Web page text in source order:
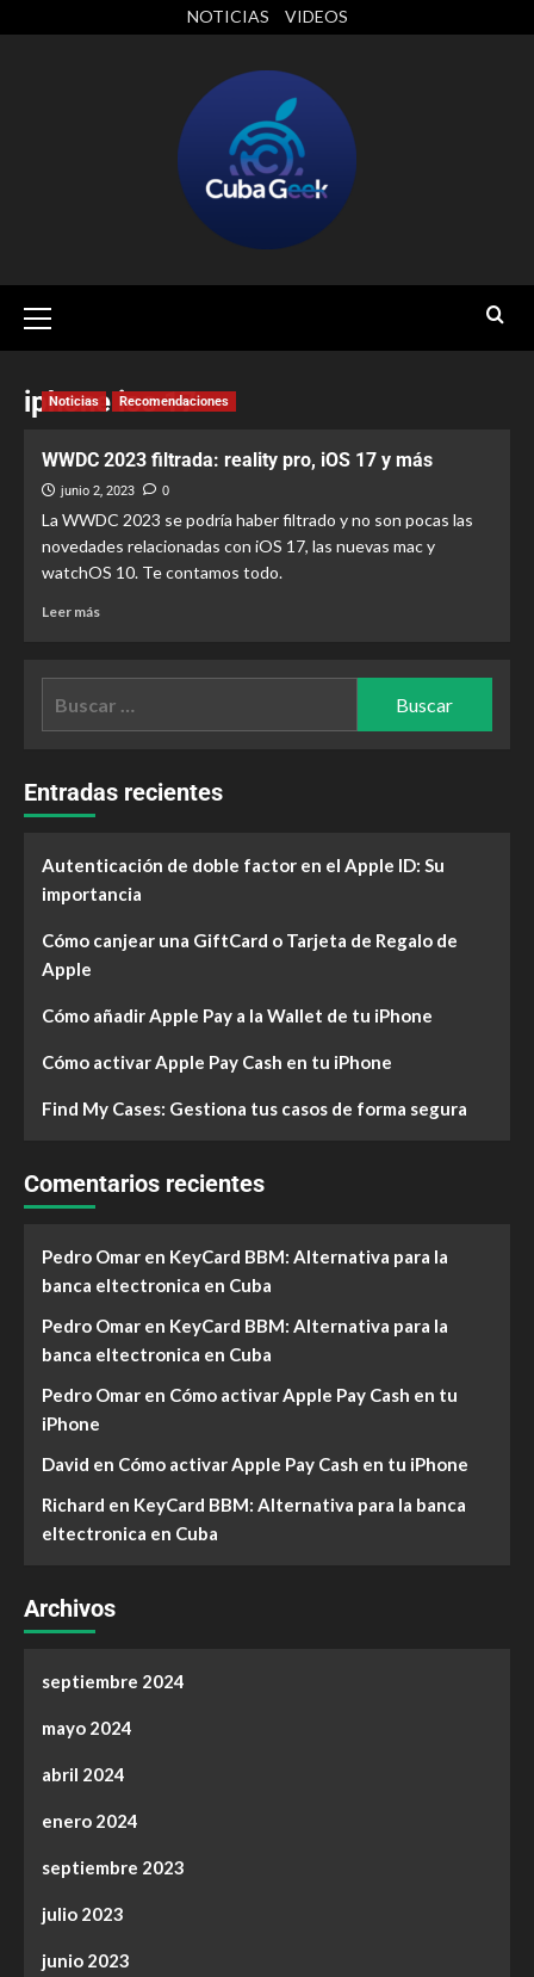
NOTICIAS VIDEOS
iphone ios 17
Noticias Recomendaciones
WWDC 2023 filtrada: reality pro, iOS 17 y más
junio 2, 2023 0
La WWDC 2023 se podría haber filtrado y no son pocas las
novedades relacionadas con iOS 17, las nuevas mac y
watchOS 10. Te contamos todo.
Leer más
Entradas recientes
Autenticación de doble factor en el Apple ID: Su
importancia
Cómo canjear una GiftCard o Tarjeta de Regalo de
Apple
Cómo añadir Apple Pay a la Wallet de tu iPhone
Cómo activar Apple Pay Cash en tu iPhone
Find My Cases: Gestiona tus casos de forma segura
Comentarios recientes
Pedro Omar en KeyCard BBM: Alternativa para la
banca eltectronica en Cuba
Pedro Omar en KeyCard BBM: Alternativa para la
banca eltectronica en Cuba
Pedro Omar en Cómo activar Apple Pay Cash en tu
iPhone
David en Cómo activar Apple Pay Cash en tu iPhone
Richard en KeyCard BBM: Alternativa para la banca
eltectronica en Cuba
Archivos
septiembre 2024
mayo 2024
abril 2024
enero 2024
septiembre 2023
julio 2023
junio 2023